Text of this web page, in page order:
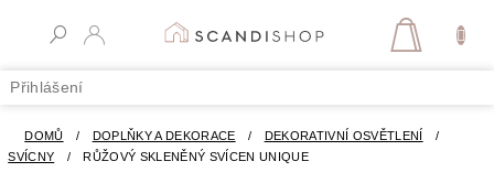
Přihlášení
DOMŮ / DOPLŇKY A DEKORACE / DEKORATIVNÍ OSVĚTLENÍ
/
SVÍCNY
/ RŮŽOVÝ SKLENĚNÝ SVÍCEN UNIQUE